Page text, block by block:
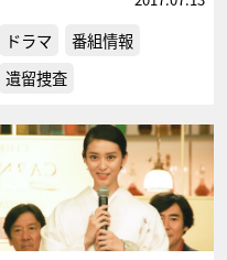
ドラマ
番組情報
遺留捜査